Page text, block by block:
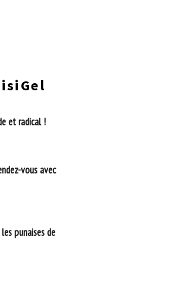
et radical !
vous avec
punaises de